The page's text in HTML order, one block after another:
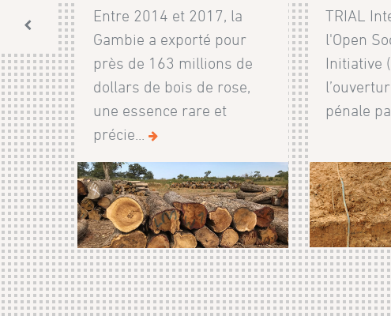
Entre 2014 et 2017, la
Gambie a exporté pour
près de 163 millions de
dollars de bois de rose,
une essence rare et
précie...
TRIAL
l'Open
Initiative
pénale